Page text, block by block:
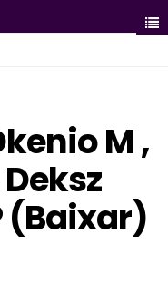
M ,
(Baixar)